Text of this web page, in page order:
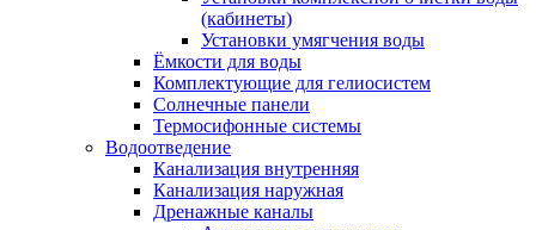
(кабинеты)
Установки умягчения воды
Ёмкости для воды
Комплектующие для гелиосистем
Солнечные панели
Термосифонные системы
Водоотведение
Канализация внутренняя
Канализация наружная
Дренажные каналы